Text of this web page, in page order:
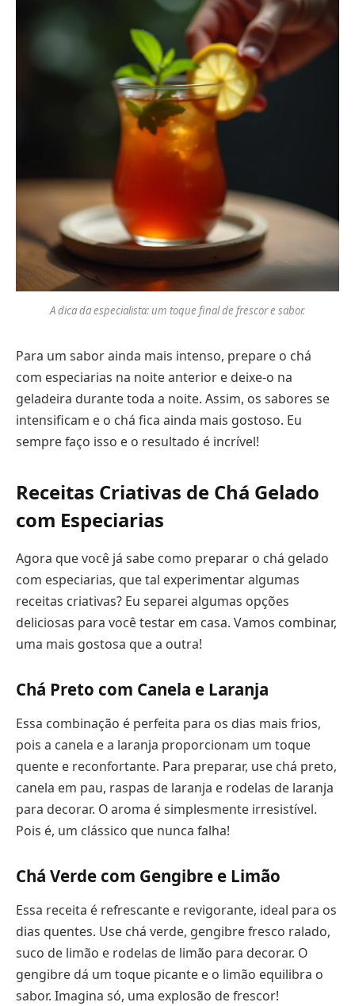
A dica da especialista: um toque final de frescor e sabor.
Para um sabor ainda mais intenso, prepare o chá
com especiarias na noite anterior e deixe-o na
geladeira durante toda a noite. Assim, os sabores se
intensificam e o chá fica ainda mais gostoso. Eu
sempre faço isso e o resultado é incrível!
Receitas Criativas de Chá Gelado
com Especiarias
Agora que você já sabe como preparar o chá gelado
com especiarias, que tal experimentar algumas
receitas criativas? Eu separei algumas opções
deliciosas para você testar em casa. Vamos combinar,
uma mais gostosa que a outra!
Chá Preto com Canela e Laranja
Essa combinação é perfeita para os dias mais frios,
pois a canela e a laranja proporcionam um toque
quente e reconfortante. Para preparar, use chá preto,
canela em pau, raspas de laranja e rodelas de laranja
para decorar. O aroma é simplesmente irresistível.
Pois é, um clássico que nunca falha!
Chá Verde com Gengibre e Limão
Essa receita é refrescante e revigorante, ideal para os
dias quentes. Use chá verde, gengibre fresco ralado,
suco de limão e rodelas de limão para decorar. O
gengibre dá um toque picante e o limão equilibra o
sabor. Imagina só, uma explosão de frescor!